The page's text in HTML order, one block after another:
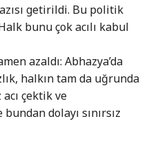
getirildi. Bu politik
bunu çok acılı kabul
azaldı: Abhazya’da
halkın tam da uğrunda
çektik ve
dolayı sınırsız